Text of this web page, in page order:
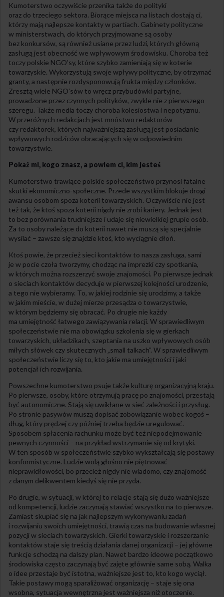
Kumoterstwo oczywiście przenika także do polityki
oraz do trzeciego sektora. Biorące miejsca na listach dostają ci,
którzy mają najlepsze kontakty w partiach. Gabinety polityczne
w ministerstwach, do których przyjmowane są osoby
bez konkursów, są również usiane przez ludzi, których główną
zasługą jest obecność we wpływowym środowisku. Choroba też
toczy polskie NGO’sy, które szybko zamieniają się w koterie
towarzyskie. Wykorzystują swoje wpływy polityczne, by otrzymać
granty, a następnie rozdysponowują frukta między członków.
Zresztą wiele NGO’sów to wręcz przybudówki partyjne,
prowadzone przez czynnych polityków, zwykle nie z pierwszego
szeregu. Także media toczy choroba kolesiostwa i nepotyzmu.
W przeróżnych redakcjach jest mnóstwo redaktorów
czy redaktorek, których najważniejszą zasługą jest posiadanie
wpływowych rodziców obracających się w odpowiednim
towarzystwie.
Pokaż mi, kogo znasz, a powiem ci, kim jesteś
Kumoterstwo trawiące polskie społeczeństwo przynosi fatalne
skutki ekonomiczno-społeczne. Przede wszystkim blokuje drogi
awansu osobom spoza koterii towarzyskich. Oczywiście nie jest
też tak, że ktoś spoza koterii nigdy nie zrobi kariery. Jednak jest
to bez porównania trudniejsze i udaje się niewielkiej grupie osób.
Za to osoby należące do koterii nawet nie muszą się specjalnie
wysilać – zawsze się znajdzie ktoś, kto wyciągnie dłoń.
Ktoś powie, że przecież sieci kontaktów to nasza zasługa, sami
je w pocie czoła tworzymy, chodząc na imprezki czy spotkania,
w których można rozszerzyć swoje znajomości. Po pierwsze jednak
o sieciach kontaktów decyduje w pierwszej kolejności urodzenie,
a tego nie wybieramy. To, w jakiej rodzinie się urodzimy, a także
w jakim mieście, w dużej mierze przesądza o towarzystwie,
w którym będziemy się obracać. Po drugie nie każdy
ma umiejętność łatwego zawiązywania relacji. W sprawiedliwym
społeczeństwie nie ma obowiązku szkolenia się w gierkach
towarzyskich, układzikach, szeptania na uszko wpływowych osób
miłych słówek czy skutecznych „small talkach”. W sprawiedliwym
społeczeństwie liczy się to, kto jakie ma umiejętności i jaki
potencjał ich rozwijania.
Powszechne kumoterstwo psuje także kulturę organizacyjną kraju.
Po pierwsze, osoby, które otrzymują pracę po znajomości, przestają
być autonomiczne. Stają się uwikłane w sieć zależności i przysług.
Po stronie pasywów muszą dopisać zobowiązanie wobec kogoś –
dług, który prędzej czy później trzeba będzie uregulować.
Sposobem spłacenia rachunku może być też niepodejmowanie
pewnych czynności – na przykład wstrzymanie się od krytyki.
W ten sposób w społeczeństwie szybko wykształcają się postawy
konformistyczne. Ludzie wolą głośno nie piętnować
nieprawidłowości, bo przecież nigdy nie wiadomo, czy znajomość
z danym delikwentem kiedyś się nie przyda.
Po drugie, w sytuacji, w której to relacje stają się dużo ważniejsze
od kompetencji, ludzie zaczynają stawiać wszystko na to pierwsze.
Zamiast skupiać się na jak najlepszym wykonywaniu zadań
i rozwijaniu swoich umiejętności, trawią czas na budowanie własnej
pozycji w sieciach towarzyskich. Gierki towarzyskie i rozszerzanie
kontaktów staje się treścią działania danej organizacji – jej główne
funkcje schodzą na dalszy plan. Nawet bardzo ideowe początkowo
środowiska często zaczynają być zajęte głównie same sobą. Walka
o idee przestaje być istotna, ważniejsze jest to, kto kogo wyciął.
Takie postawy mogą sparaliżować organizację – staje się ona
wsobna, sytuacja wewnętrzna jest ważniejsza niż otoczenie.